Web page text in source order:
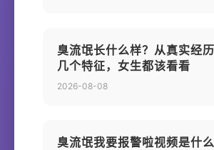
臭流氓长什么样？从真实经
几个特征，女生都该看看
2026-08-08
臭流氓我要报警啦视频是什